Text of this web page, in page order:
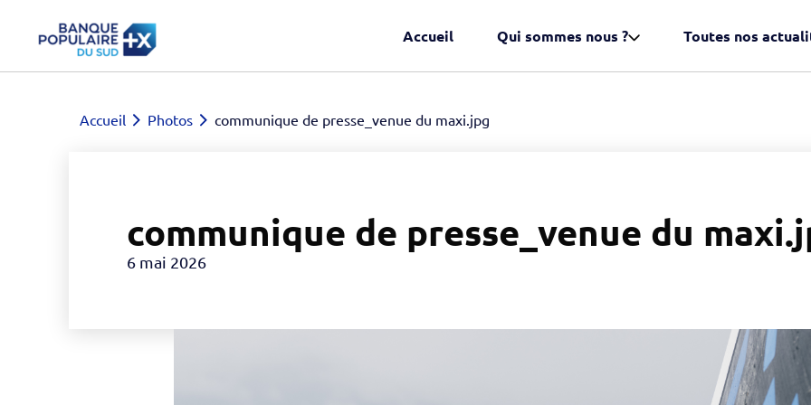
Accueil Qui sommes nous ? Toutes nos
Accueil Photos communique de presse_venue du maxi.jpg
communique de presse_venue du
6 mai 2026